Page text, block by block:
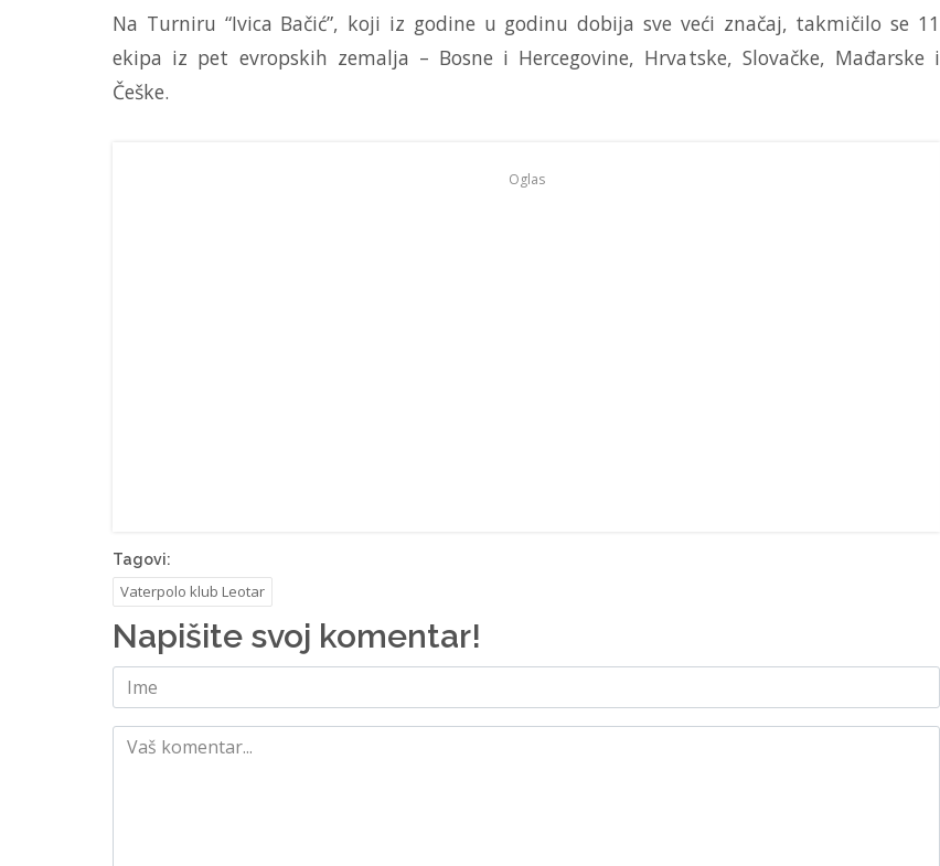
Na Turniru “Ivica Bačić”, koji iz godine u godinu dobija sve veći značaj, takmičilo se 11
ekipa iz pet evropskih zemalja – Bosne i Hercegovine, Hrvatske, Slovačke, Mađarske i
Češke.
Oglas
Tagovi:
Vaterpolo klub Leotar
Napišite svoj komentar!